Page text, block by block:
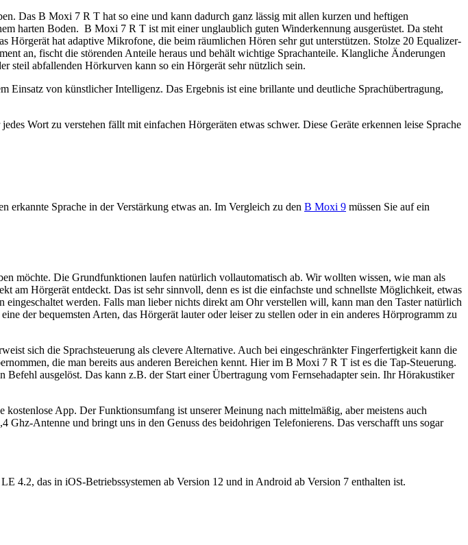
Das B Moxi 7 R T hat so eine und kann dadurch ganz lässig mit allen kurzen und heftigen
harten Boden. B Moxi 7 R T ist mit einer unglaublich guten Winderkennung ausgerüstet. Da steht
hat adaptive Mikrofone, die beim räumlichen Hören sehr gut unterstützen. Stolze 20 Equalizer-
an, fischt die störenden Anteile heraus und behält wichtige Sprachanteile. Klangliche Änderungen
steil abfallenden Hörkurven kann so ein Hörgerät sehr nützlich sein.
von künstlicher Intelligenz. Das Ergebnis ist eine brillante und deutliche Sprachübertragung,
Wort zu verstehen fällt mit einfachen Hörgeräten etwas schwer. Diese Geräte erkennen leise Sprache
Sprache in der Verstärkung etwas an. Im Vergleich zu den B Moxi 9 müssen Sie auf ein
möchte. Die Grundfunktionen laufen natürlich vollautomatisch ab. Wir wollten wissen, wie man als
am Hörgerät entdeckt. Das ist sehr sinnvoll, denn es ist die einfachste und schnellste Möglichkeit, etwas
werden. Falls man lieber nichts direkt am Ohr verstellen will, kann man den Taster natürlich
der bequemsten Arten, das Hörgerät lauter oder leiser zu stellen oder in ein anderes Hörprogramm zu
sich die Sprachsteuerung als clevere Alternative. Auch bei eingeschränkter Fingerfertigkeit kann die
die man bereits aus anderen Bereichen kennt. Hier im B Moxi 7 R T ist es die Tap-Steuerung.
ausgelöst. Das kann z.B. der Start einer Übertragung vom Fernsehadapter sein. Ihr Hörakustiker
App. Der Funktionsumfang ist unserer Meinung nach mittelmäßig, aber meistens auch
Antenne und bringt uns in den Genuss des beidohrigen Telefonierens. Das verschafft uns sogar
4.2, das in iOS-Betriebssystemen ab Version 12 und in Android ab Version 7 enthalten ist.